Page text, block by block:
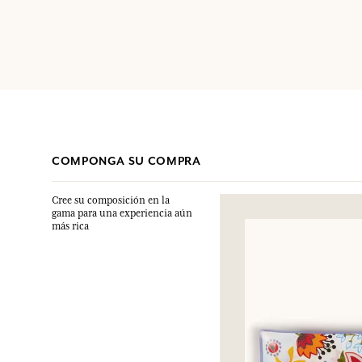
COMPONGA SU COMPRA
Cree su composición en la
gama para una experiencia aún
más rica